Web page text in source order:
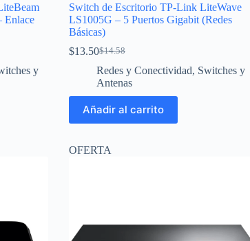
Enlace
y
Switch de Escritorio TP-Link LiteWave
LS1005G – 5 Puertos Gigabit (Redes
Básicas)
$14.58
El
precio
original
$14.58.
$13.50El
precio
actual
$13.50.
Redes y Conectividad, Switches y
Antenas
Añadir al carrito
OFERTA